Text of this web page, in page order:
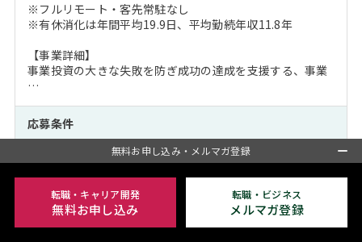
※フルリモート・客先常駐なし
※有休消化は年間平均19.9日、平均勤続年収11.8年
【事業詳細】
事業投資の大きな失敗を防ぎ成功の達成を支援する、事業
…
応募条件
■必須要件：
社会人経験が10年以上あり、以下いずれかのご経験のある
・コンサルファーム、FA等で実務経験がある方
無料お申し込み・メルマガ登録
転職・キャリア開発
無料お申し込み
転職・ビジネス
メルマガ登録